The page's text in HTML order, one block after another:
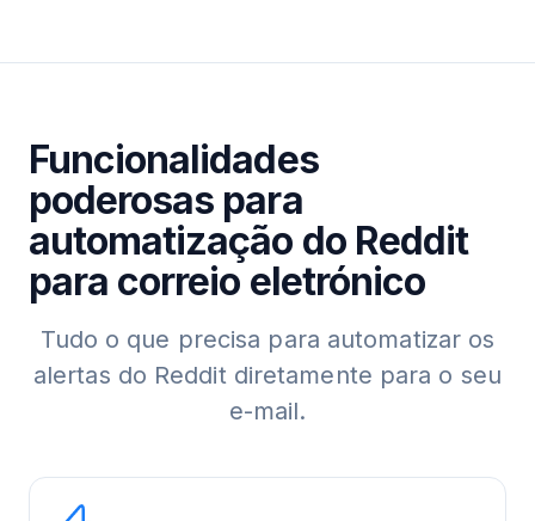
Funcionalidades
poderosas para
automatização do Reddit
para correio eletrónico
Tudo o que precisa para automatizar os
alertas do Reddit diretamente para o seu
e-mail.